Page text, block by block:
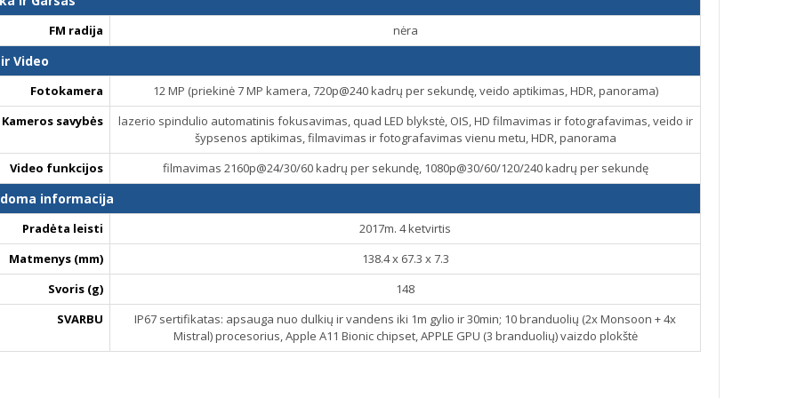
FM radija nėra
Video
Fotokamera
12 MP (priekinė 7 MP kamera, 720p@240 kadrų per sekundę, veido aptikimas, HDR, panorama)
Kameros savybės
lazerio spindulio automatinis fokusavimas, quad LED blykstė, OIS, HD filmavimas ir fotografavimas, veido ir
šypsenos aptikimas, filmavimas ir fotografavimas vienu metu, HDR, panorama
Video funkcijos
filmavimas 2160p@24/30/60 kadrų per sekundę, 1080p@30/60/120/240 kadrų per sekundę
informacija
Pradėta leisti
2017m. 4 ketvirtis
Matmenys (mm)
138.4 x 67.3 x 7.3
Svoris (g)
148
SVARBU
IP67 sertifikatas: apsauga nuo dulkių ir vandens iki 1m gylio ir 30min; 10 branduolių (2x Monsoon + 4x
Mistral) procesorius, Apple A11 Bionic chipset, APPLE GPU (3 branduolių) vaizdo plokštė